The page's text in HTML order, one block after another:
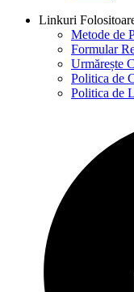
Linkuri
Metode de
Formular
Urmărește
Politica de
Politica de